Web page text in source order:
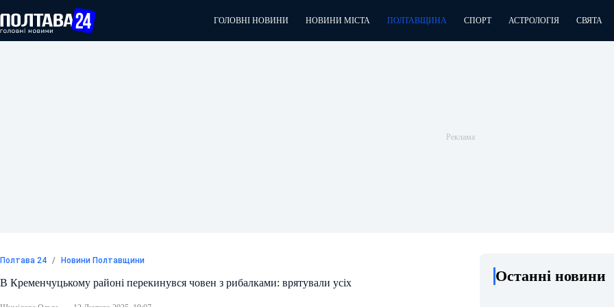
до
вмісту
ГОЛОВНІ НОВИНИ НОВИНИ МІСТА ПОЛТАВЩИНА СПОРТ АСТРОЛОГІЯ СВЯТА
Полтава 24 / Новини Полтавщини
В Кременчуцькому районі перекинувся човен з рибалками: врятували усіх Останні новини